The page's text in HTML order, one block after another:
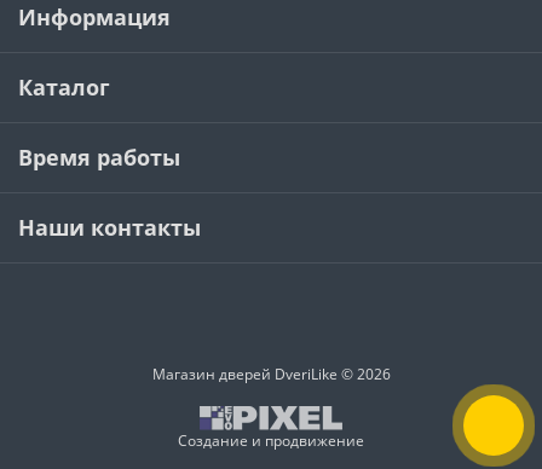
Информация
Каталог
Время работы
Наши контакты
Магазин дверей DveriLike © 2026
Создание и продвижение